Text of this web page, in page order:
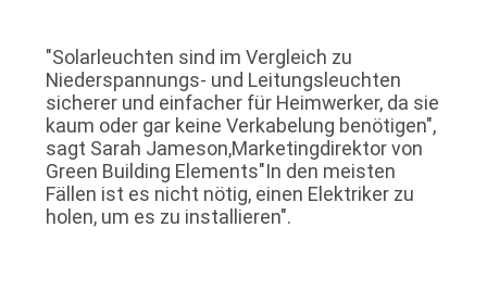
SITEMAP
DATENSCHUTZRICHTLINIE
"Solarleuchten sind im Vergleich zu
Niederspannungs- und Leitungsleuchten
sicherer und einfacher für Heimwerker, da sie
kaum oder gar keine Verkabelung benötigen",
sagt Sarah Jameson,Marketingdirektor von
Green Building Elements"In den meisten
Fällen ist es nicht nötig, einen Elektriker zu
holen, um es zu installieren".